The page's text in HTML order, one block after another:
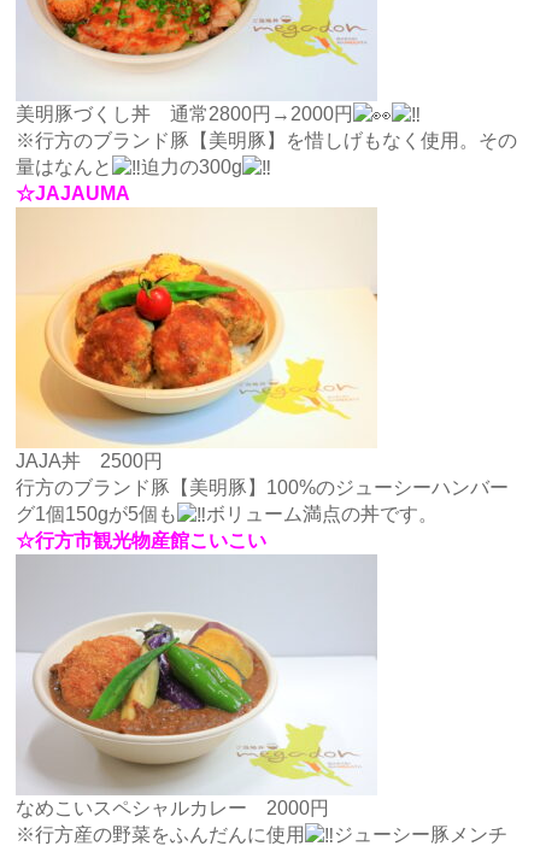
美明豚づくし丼 通常2800円→2000円
※行方のブランド豚【美明豚】を惜しげもなく使用。その
量はなんと
迫力の300g
☆JAJAUMA
JAJA丼 2500円
行方のブランド豚【美明豚】100%のジューシーハンバー
グ1個150gが5個も
ボリューム満点の丼です。
☆行方市観光物産館こいこい
なめこいスペシャルカレー 2000円
※行方産の野菜をふんだんに使用
ジューシー豚メンチ